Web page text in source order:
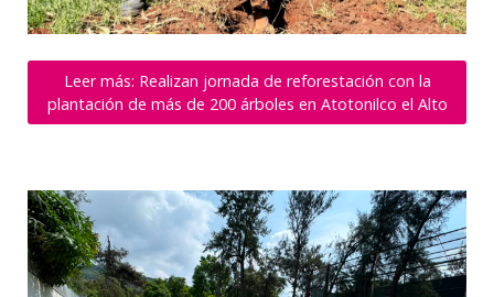
Leer más: Realizan jornada de reforestación con la
plantación de más de 200 árboles en Atotonilco el Alto